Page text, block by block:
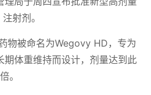
射剂。
物被命名为Wegovy HD，专为
期体重维持而设计，剂量达到此
。